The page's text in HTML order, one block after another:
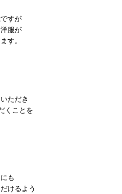
すが
服が
す。
ただき
くことを
も
けるよう